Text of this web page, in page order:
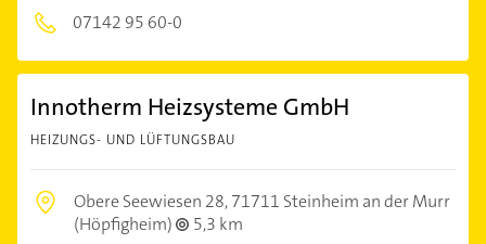
07142 95 60-0
Innotherm Heizsysteme GmbH
HEIZUNGS- UND LÜFTUNGSBAU
Obere Seewiesen 28,71711 Steinheim an der Murr
(Höpfigheim)
5,3 km